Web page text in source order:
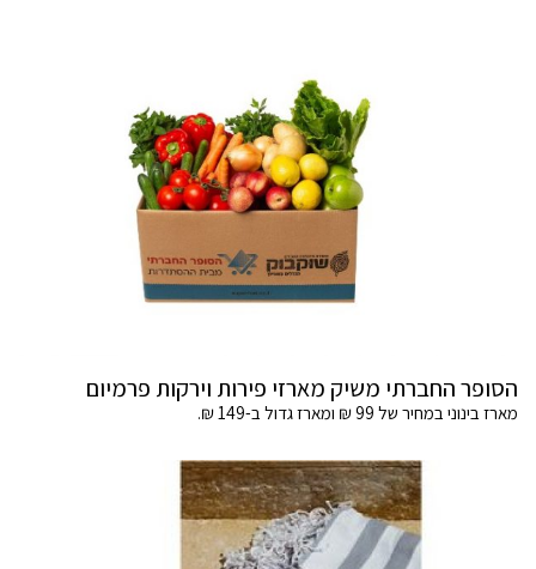
הסופר החברתי משיק מארזי פירות וירקות פרמיום
מארז בינוני במחיר של 99 ₪ ומארז גדול ב-149 ₪.